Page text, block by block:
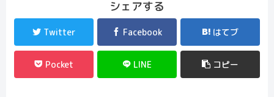
シェアする
Twitter Facebook はてブ
Pocket LINE コピー